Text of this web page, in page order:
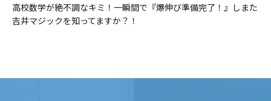
高校数学が絶不調なキミ！一瞬間で『爆伸び準備完了！』しまた
吉井マジックを知ってますか？！